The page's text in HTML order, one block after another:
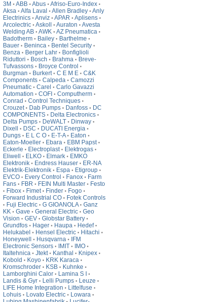
3M • ABB • Abus • Afriso-Euro-Index •
Aksa • Alfa Laval • Allen Bradley • Anly
Electrinics • Anviz • APAR • Aplisens •
Arcolectric • Askoll • Auraton • Avesta
Welding AB • AWK • AZ Pneumatica •
Badotherm • Bailey • Barthelme •
Bauer • Beninca • Bentel Security •
Benza • Berger Lahr • Bonfiglioli
Riduttori • Bosch • Brahma • Breve-
Tufvassons • Broyce Control •
Burgman • Burkert • C E M E • C&K
Components • Calpeda • Camozzi
Pneumatic • Carel • Carlo Gavazzi
Automation • COFI • Computherm •
Conrad • Control Techniques •
Crouzet • Dab Pumps • Danfoss • DC
COMPONENTS • Delta Electronics •
Delta Pumps • DeWALT • Dinway •
Dixell • DSC • DUCATI Energia •
Dungs • E L C O • E-T-A • Eaton •
Eaton-Moeller • Ebara • EBM Papst •
Eckerle • Electroplast • Elektrogas •
Eliwell • ELKO • Elmark • EMKO
Elektronik • Endress Hauser • ER-NA
Elektrik-Elektronik • Espa • Etigroup •
EVCO • Every Control • Fanox • Farm
Fans • FBR • FEIN Multi Master • Festo
• Fibox • Fimet • Finder • Fogo •
Forward Industrial CO • Fotek Controls
• Fuji Electric • G GIOANOLA • Ganz
KK • Gave • General Electric • Geo
Vision • GEV • Globstar Battery •
Grundfos • Hager • Haupa • Hedef •
Helukabel • Hensel Electric • Hitachi •
Honeywell • Husqvarna •
IFM
Electronic Sensors • IMIT • IMO •
Italtehnica • Jtekt • Kanthal • Knipex •
Kobold • Koyo • KRK Karaca •
Kromschroder • KSB • Kuhnke •
Lamborghini Calor • Lamina S I •
Landis & Gyr • Lelli Pumps • Leuze •
LIFE Home Integration • Littelfuse •
Lohuis • Lovato Electric • Lowara •